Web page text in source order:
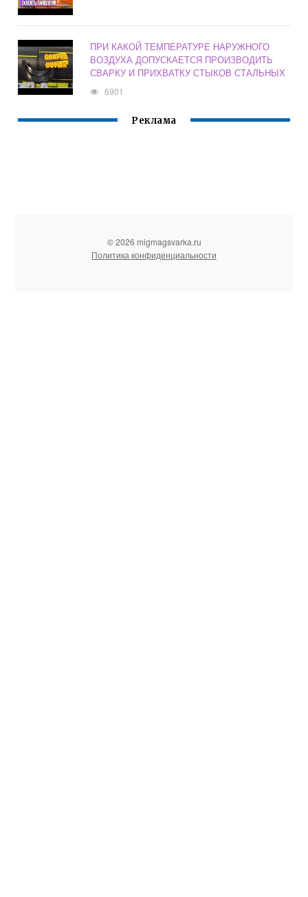
ПРИ КАКОЙ ТЕМПЕРАТУРЕ НАРУЖНОГО
ВОЗДУХА ДОПУСКАЕТСЯ ПРОИЗВОДИТЬ
СВАРКУ И ПРИХВАТКУ СТЫКОВ СТАЛЬНЫХ
6901
Реклама
© 2026 migmagsvarka.ru
Политика конфиденциальности